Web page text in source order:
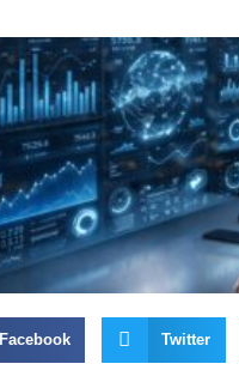
Facebook Twitter